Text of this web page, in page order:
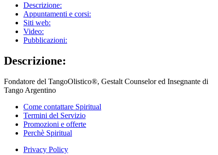
Descrizione:
Appuntamenti e corsi:
Siti web:
Video:
Pubblicazioni:
Descrizione:
Fondatore del TangoOlistico®, Gestalt Counselor ed Insegnante di
Tango Argentino
Come contattare Spiritual
Termini del Servizio
Promozioni e offerte
Perchè Spiritual
Privacy Policy